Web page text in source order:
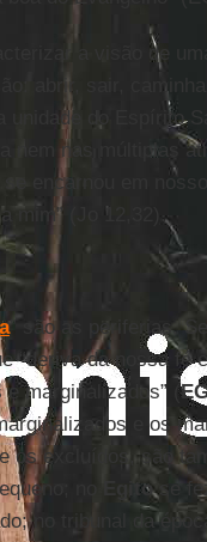
a visão de
abrir, sair,
unidade do Espírito
nem nas múltiplas
encarnou em
mim” (Jo 12,32).
” são as periferias.
“deriva da nossa fé
marginalizados” (
e os
os excluídos, são
no
Egitose
no tribunal da